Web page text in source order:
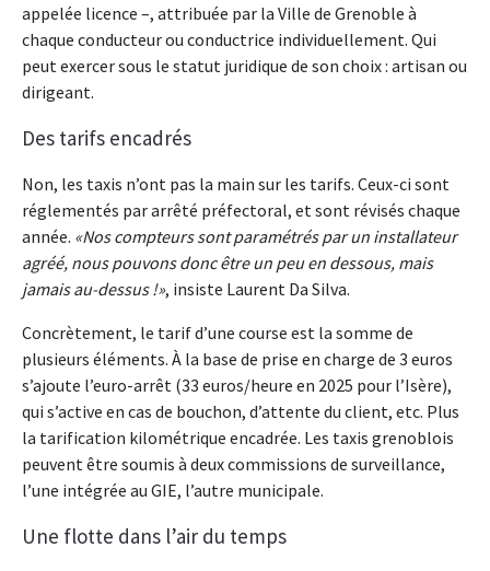
appelée licence –, attribuée par la Ville de Grenoble à
chaque conducteur ou conductrice individuellement. Qui
peut exercer sous le statut juridique de son choix : artisan ou
dirigeant.
Des tarifs encadrés
Non, les taxis n’ont pas la main sur les tarifs. Ceux-ci sont
réglementés par arrêté préfectoral, et sont révisés chaque
année. Nos compteurs sont paramétrés par un installateur
agréé, nous pouvons donc être un peu en dessous, mais
jamais au-dessus ! , insiste Laurent Da Silva.
Concrètement, le tarif d’une course est la somme de
plusieurs éléments. À la base de prise en charge de 3 euros
s’ajoute l’euro-arrêt (33 euros/heure en 2025 pour l’Isère),
qui s’active en cas de bouchon, d’attente du client, etc. Plus
la tarification kilométrique encadrée. Les taxis grenoblois
peuvent être soumis à deux commissions de surveillance,
l’une intégrée au GIE, l’autre municipale.
Une flotte dans l’air du temps